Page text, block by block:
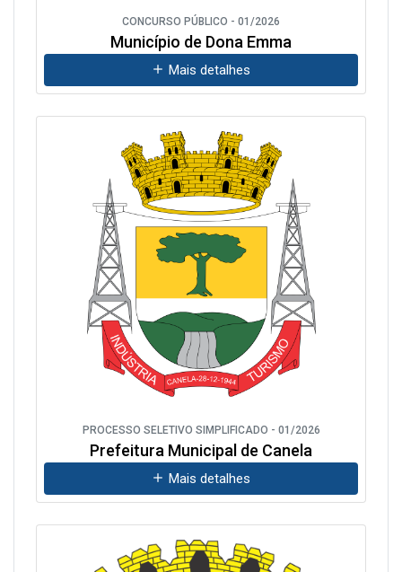
CONCURSO PÚBLICO - 01/2026
Município de Dona Emma
Mais detalhes
PROCESSO SELETIVO SIMPLIFICADO - 01/2026
Prefeitura Municipal de Canela
Mais detalhes